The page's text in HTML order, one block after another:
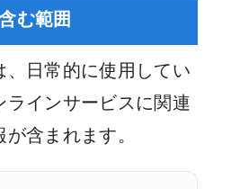
む範囲
、日常的に使用してい
ラインサービスに関連
含まれます。